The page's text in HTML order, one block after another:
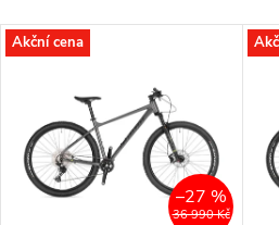
Akční cena
36 990 Kč
–27 %